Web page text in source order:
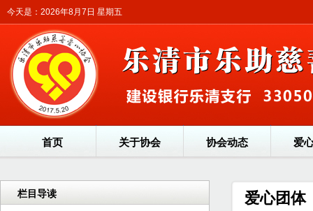
今天是：2026年8月7日 星期五
首页 关于协会 协会动态 爱
栏目导读 爱心团体